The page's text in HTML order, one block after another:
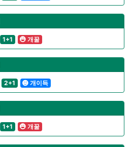
1+1 개꿀
2+1 개이득
1+1 개꿀